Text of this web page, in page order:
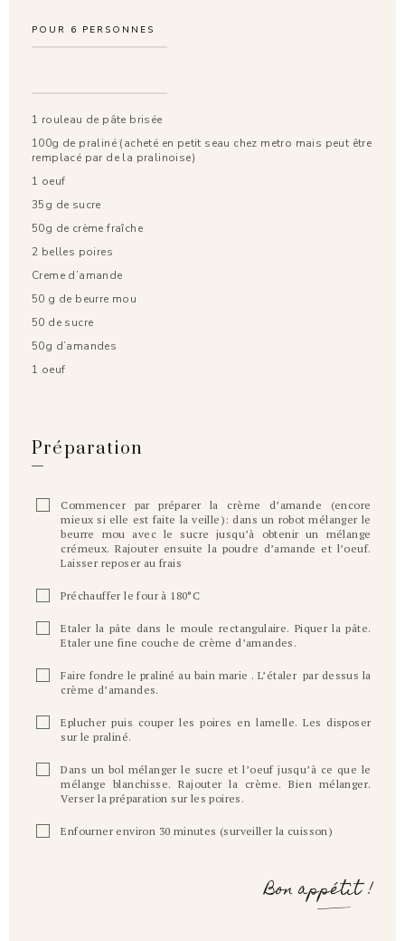
POUR 6 PERSONNES
1 rouleau de pâte brisée
100g de praliné (acheté en petit seau chez metro mais peut être
remplacé par de la pralinoise)
1 oeuf
35g de sucre
50g de crème fraîche
2 belles poires
Creme d’amande
50 g de beurre mou
50 de sucre
50g d’amandes
1 oeuf
Préparation
Commencer par préparer la crème d’amande (encore
mieux si elle est faite la veille): dans un robot mélanger le
beurre mou avec le sucre jusqu’à obtenir un mélange
crémeux. Rajouter ensuite la poudre d’amande et l’oeuf.
Laisser reposer au frais
Préchauffer le four à 180°C
Etaler la pâte dans le moule rectangulaire. Piquer la pâte.
Etaler une fine couche de crème d’amandes.
Faire fondre le praliné au bain marie . L’étaler par dessus la
crème d’amandes.
Eplucher puis couper les poires en lamelle. Les disposer
sur le praliné.
Dans un bol mélanger le sucre et l’oeuf jusqu’à ce que le
mélange blanchisse. Rajouter la crème. Bien mélanger.
Verser la préparation sur les poires.
Enfourner environ 30 minutes (surveiller la cuisson)
Bon appétit !